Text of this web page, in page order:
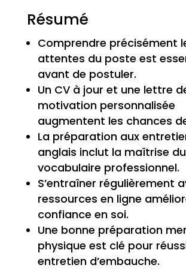
Résumé
Comprendre précisément
attentes du poste est
avant de postuler.
Un CV à jour et une lettre
motivation personnalisée
augmentent les chances
La préparation aux
anglais inclut la maîtrise du
vocabulaire professionnel.
S’entraîner régulièrement
ressources en ligne
confiance en soi.
Une bonne préparation
physique est clé pour
entretien d’embauche.